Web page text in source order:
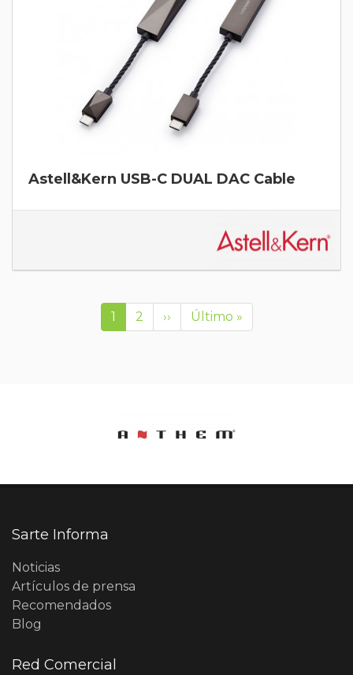
Astell&Kern USB-C DUAL DAC Cable
1 2 ›› Último »
Sarte Informa
Noticias
Artículos de prensa
Recomendados
Blog
Red Comercial